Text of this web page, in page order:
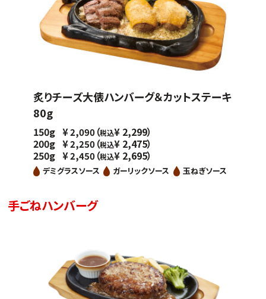
炙りチーズ大俵ハンバーグ＆カットステーキ
80g
150g ¥2,090（税込¥2,299）
200g ¥2,250（税込¥2,475）
250g ¥2,450（税込¥2,695）
デミグラスソース ガーリックソース 玉ねぎソース
手ごねハンバーグ